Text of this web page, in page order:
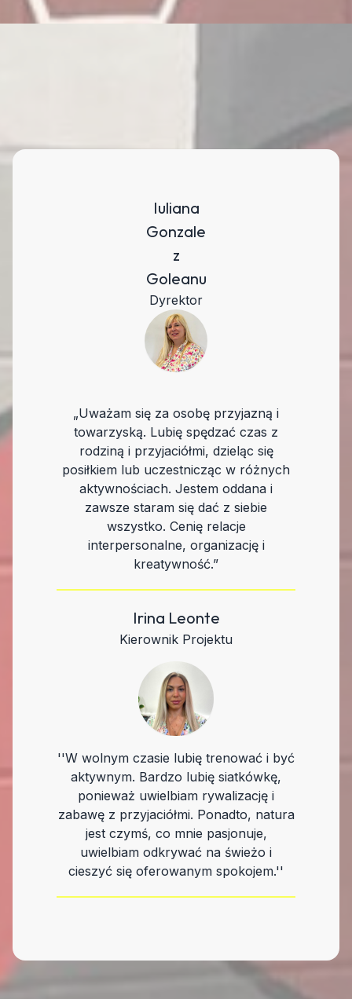
Iuliana
Gonzale
z
Goleanu
Dyrektor
„Uważam się za osobę przyjazną i
towarzyską. Lubię spędzać czas z
rodziną i przyjaciółmi, dzieląc się
posiłkiem lub uczestnicząc w różnych
aktywnościach. Jestem oddana i
zawsze staram się dać z siebie
wszystko. Cenię relacje
interpersonalne, organizację i
kreatywność.”
Irina Leonte
Kierownik Projektu
''W wolnym czasie lubię trenować i być
aktywnym. Bardzo lubię siatkówkę,
ponieważ uwielbiam rywalizację i
zabawę z przyjaciółmi. Ponadto, natura
jest czymś, co mnie pasjonuje,
uwielbiam odkrywać na świeżo i
cieszyć się oferowanym spokojem.''